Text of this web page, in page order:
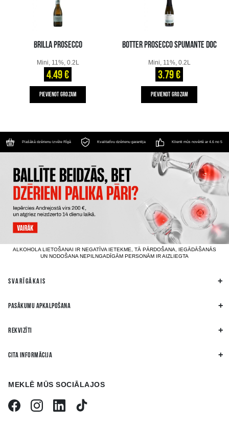
BRILLA PROSECCO
Mini, 11%, 0.2L
4.49 €
PIEVIENOT GROZAM
BOTTER PROSECCO SPUMANTE DOC
Mini, 11%, 0.2L
3.79 €
PIEVIENOT GROZAM
Plašākā dzērienu izvēle Rīgā Kvalitatīvu dzērienu garantija Klienti mūs novērtē ar 4.6 no 5
ALKOHOLA LIETOŠANAI IR NEGATĪVA IETEKME, TĀ PĀRDOŠANA, IEGĀDĀŠANĀS
UN NODOŠANA NEPILNGADĪGĀM PERSONĀM IR AIZLIEGTA
SVARĪGĀKAIS
PASĀKUMU APKALPOŠANA
REKVIZĪTI
CITA INFORMĀCIJA
MEKLĒ MŪS SOCIĀLAJOS